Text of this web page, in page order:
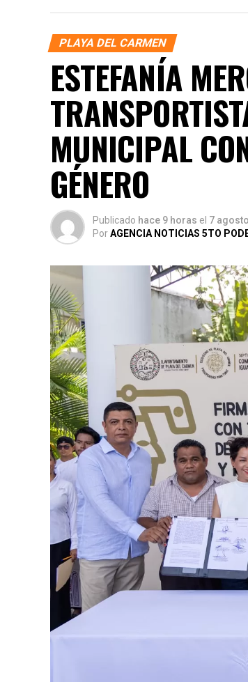
PLAYA DEL CARMEN
ESTEFANÍA
MUNICIPAL
GÉNERO
Publicado hace 9 horas el 7
PorAGENCIA NOTICIAS 5TO